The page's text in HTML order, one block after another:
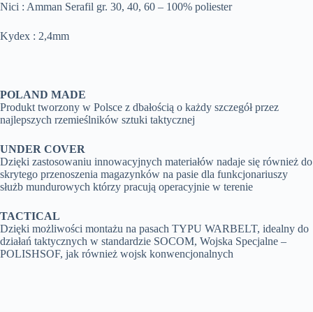
Nici : Amman Serafil gr. 30, 40, 60 – 100% poliester
Kydex : 2,4mm
POLAND MADE
Produkt tworzony w Polsce z dbałością o każdy szczegół przez
najlepszych rzemieślników sztuki taktycznej
UNDER COVER
Dzięki zastosowaniu innowacyjnych materiałów nadaje się również do
skrytego przenoszenia magazynków na pasie dla funkcjonariuszy
służb mundurowych którzy pracują operacyjnie w terenie
TACTICAL
Dzięki możliwości montażu na pasach TYPU WARBELT, idealny do
działań taktycznych w standardzie SOCOM, Wojska Specjalne –
POLISHSOF, jak również wojsk konwencjonalnych